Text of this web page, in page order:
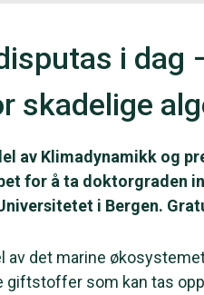
i
skadelige
av Klimadynamikk og
for å ta doktorgraden
i Bergen.
av det marine
giftstoffer som kan tas